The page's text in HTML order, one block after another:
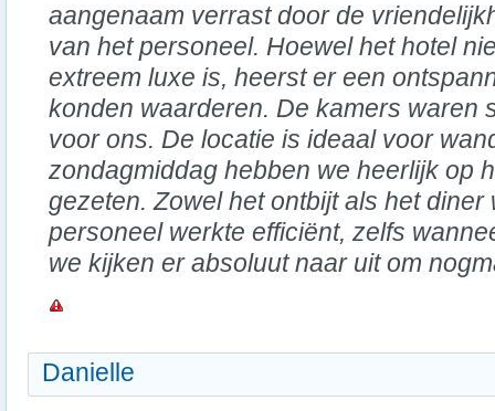
aangenaam verrast door de
van het personeel. Hoewel het hotel
extreem luxe is, heerst er een
konden waarderen. De kamers waren
voor ons. De locatie is ideaal voor
zondagmiddag hebben we heerlijk op
gezeten. Zowel het ontbijt als het
personeel werkte efficiënt, zelfs
we kijken er absoluut naar uit om
Danielle